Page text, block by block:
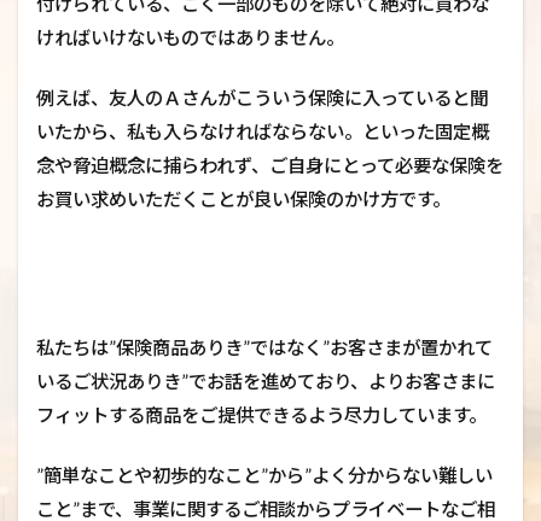
ければいけないものではありません。
例えば、友人のＡさんがこういう保険に入っていると聞
いたから、私も入らなければならない。といった固定概
念や脅迫概念に捕らわれず、ご自身にとって必要な保険を
お買い求めいただくことが良い保険のかけ方です。
私たちは”保険商品ありき”ではなく”お客さまが置かれて
いるご状況ありき”でお話を進めており、よりお客さまに
フィットする商品をご提供できるよう尽力しています。
”簡単なことや初歩的なこと”から”よく分からない難しい
こと”まで、事業に関するご相談からプライベートなご相